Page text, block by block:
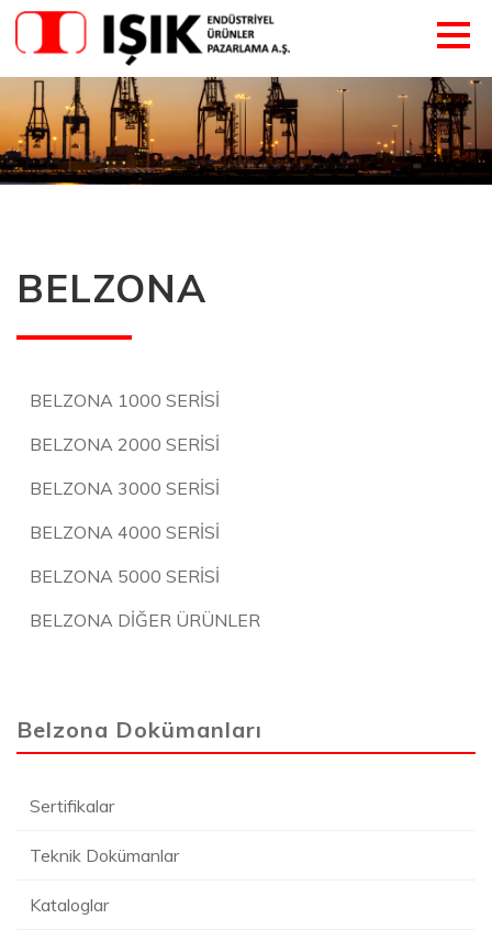
BELZONA
BELZONA 1000 SERİSİ
BELZONA 2000 SERİSİ
BELZONA 3000 SERİSİ
BELZONA 4000 SERİSİ
BELZONA 5000 SERİSİ
BELZONA DİĞER ÜRÜNLER
Belzona Dokümanları
Sertifikalar
Teknik Dokümanlar
Kataloglar